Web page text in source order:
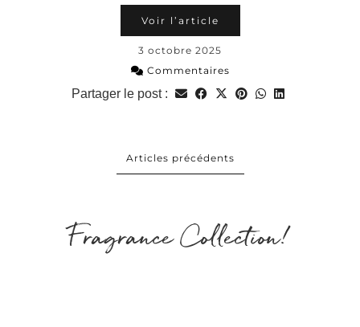
Voir l’article
3 octobre 2025
Commentaires
Partager le post :
Articles précédents
Fragrance Collection!